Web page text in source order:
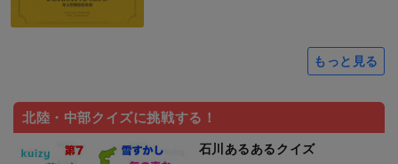
もっと見る
北陸・中部クイズに挑戦する！
石川あるあるクイズ